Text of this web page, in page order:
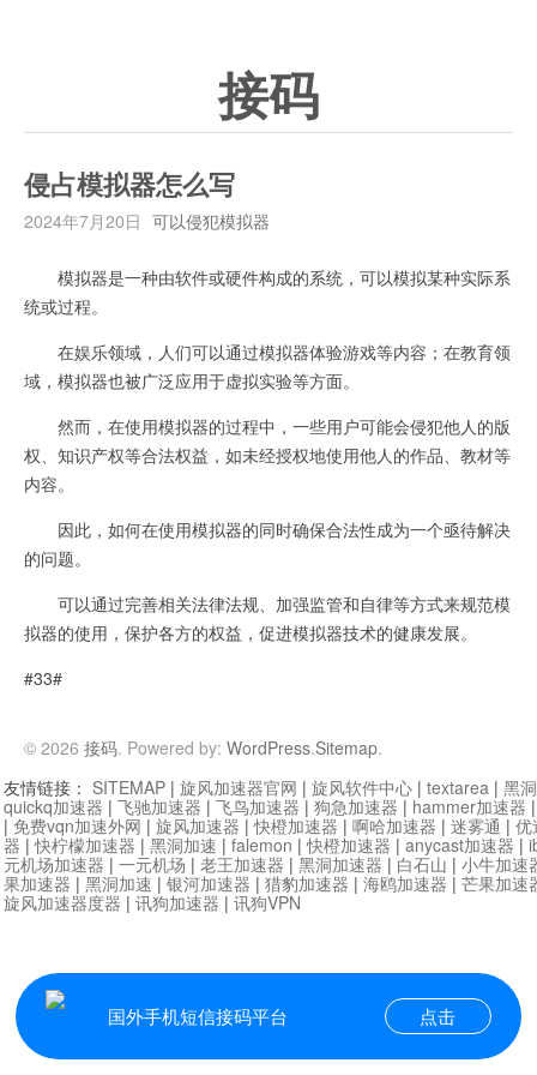
接码
侵占模拟器怎么写
2024年7月20日 可以侵犯模拟器
模拟器是一种由软件或硬件构成的系统，可以模拟某种实际系
统或过程。
在娱乐领域，人们可以通过模拟器体验游戏等内容；在教育领
域，模拟器也被广泛应用于虚拟实验等方面。
然而，在使用模拟器的过程中，一些用户可能会侵犯他人的版
权、知识产权等合法权益，如未经授权地使用他人的作品、教材等
内容。
因此，如何在使用模拟器的同时确保合法性成为一个亟待解决
的问题。
可以通过完善相关法律法规、加强监管和自律等方式来规范模
拟器的使用，保护各方的权益，促进模拟器技术的健康发展。
#33#
© 2026 接码. Powered by: WordPress.Sitemap.
国外手机短信接码平台 点击
友情链接： SITEMAP | 旋风加速器官网 | 旋风软件中心 | textarea | 黑
quickq加速器 | 飞驰加速器 | 飞鸟加速器 | 狗急加速器 | hammer加速器
| 免费vqn加速外网 | 旋风加速器 |快橙加速器 | 啊哈加速器 | 迷雾通 | 优
器 |快柠檬加速器 | 黑洞加速 | falemon |快橙加速器 | anycast加速器 |
元机场加速器 | 一元机场 | 老王加速器 | 黑洞加速器 | 白石山 | 小牛加速
果加速器 | 黑洞加速 | 银河加速器 | 猎豹加速器 | 海鸥加速器 | 芒果加速
旋风加速器度器 | 讯狗加速器 | 讯狗VPN